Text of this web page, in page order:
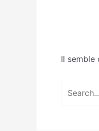
Il semble